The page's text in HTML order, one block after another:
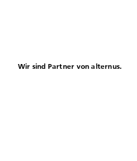
Wir sind Partner von alternus.